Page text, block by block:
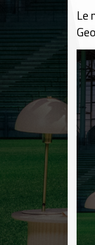
Le